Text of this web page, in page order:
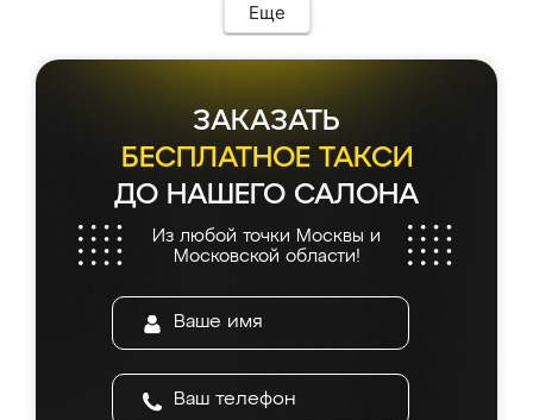
Еще
ЗАКАЗАТЬ
БЕСПЛАТНОЕ ТАКСИ
ДО НАШЕГО САЛОНА
Из любой точки Москвы и
Московской области!